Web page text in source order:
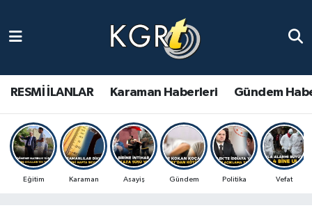
RESMİ İLANLAR Karaman Haberleri Gündem
Eğitim Karaman Asayiş Gündem Politika Vefat
Gündem Haberleri
Güncel Haberler
Spor Haberleri